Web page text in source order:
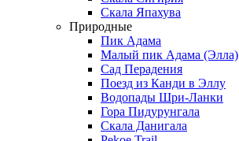
Скала Япахува
Природные
Пик Адама
Малый пик Адама (Элла)
Сад Перадения
Поезд из Канди в Эллу
Водопады Шри-Ланки
Гора Пидурунгала
Скала Данигала